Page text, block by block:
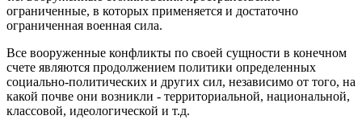
ограниченные, в которых применяется и достаточно
ограниченная военная сила.
Все вооруженные конфликты по своей сущности в конечном
счете являются продолжением политики определенных
социально-политических и других сил, независимо от того, на
какой почве они возникли - территориальной, национальной,
классовой, идеологической и т.д.